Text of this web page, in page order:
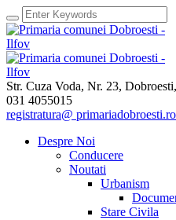
Str. Cuza Voda, Nr. 23,
031 4055015
registratura@ primariadobroesti.ro
Despre Noi
Conducere
Noutati
Urbanism
Stare Civila